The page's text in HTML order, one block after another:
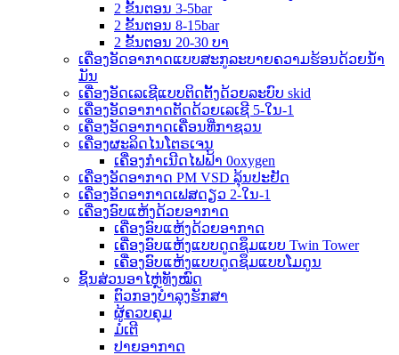
2 ຂັ້ນຕອນ 3-5bar
2 ຂັ້ນຕອນ 8-15bar
2 ຂັ້ນຕອນ 20-30 ບາ
ເຄື່ອງອັດອາກາດແບບສະກູລະບາຍຄວາມຮ້ອນດ້ວຍນ້ຳ
ມັນ
ເຄື່ອງອັດເລເຊີແບບຕິດຕັ້ງດ້ວຍລະບົບ skid
ເຄື່ອງອັດອາກາດຕັດດ້ວຍເລເຊີ 5-ໃນ-1
ເຄື່ອງອັດອາກາດເຄື່ອນທີ່ກາຊວນ
ເຄື່ອງຜະລິດໄນໂຕຣເຈນ
ເຄື່ອງກຳເນີດໄຟຟ້າ 0oxygen
ເຄື່ອງອັດອາກາດ PM VSD ລຸ້ນປະຢັດ
ເຄື່ອງອັດອາກາດເຟສດຽວ 2-ໃນ-1
ເຄື່ອງອົບແຫ້ງດ້ວຍອາກາດ
ເຄື່ອງອົບແຫ້ງດ້ວຍອາກາດ
ເຄື່ອງອົບແຫ້ງແບບດູດຊຶມແບບ Twin Tower
ເຄື່ອງອົບແຫ້ງແບບດູດຊຶມແບບໂມດູນ
ຊິ້ນສ່ວນອາໄຫຼ່ທັງໝົດ
ຕົວກອງບຳລຸງຮັກສາ
ຜູ້ຄວບຄຸມ
ມໍເຕີ
ປາຍອາກາດ